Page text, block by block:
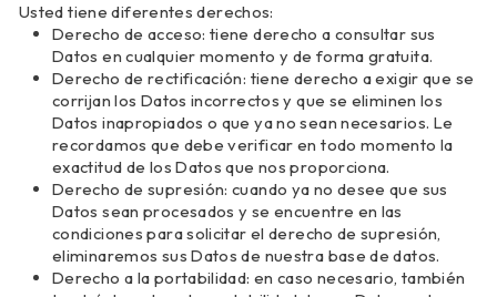
Usted tiene diferentes derechos:
Derecho de acceso: tiene derecho a consultar sus
Datos en cualquier momento y de forma gratuita.
Derecho de rectificación: tiene derecho a exigir que se
corrijan los Datos incorrectos y que se eliminen los
Datos inapropiados o que ya no sean necesarios. Le
recordamos que debe verificar en todo momento la
exactitud de los Datos que nos proporciona.
Derecho de supresión: cuando ya no desee que sus
Datos sean procesados y se encuentre en las
condiciones para solicitar el derecho de supresión,
eliminaremos sus Datos de nuestra base de datos.
Derecho a la portabilidad: en caso necesario, también